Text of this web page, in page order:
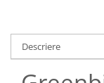
Creme mâini
Tratamente unghii
Probiotice
Proteine din zer
Quercetin
Descriere